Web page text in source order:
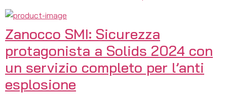
Zanocco SMI: Sicurezza
protagonista a Solids 2024 con
un servizio completo per l’anti
esplosione